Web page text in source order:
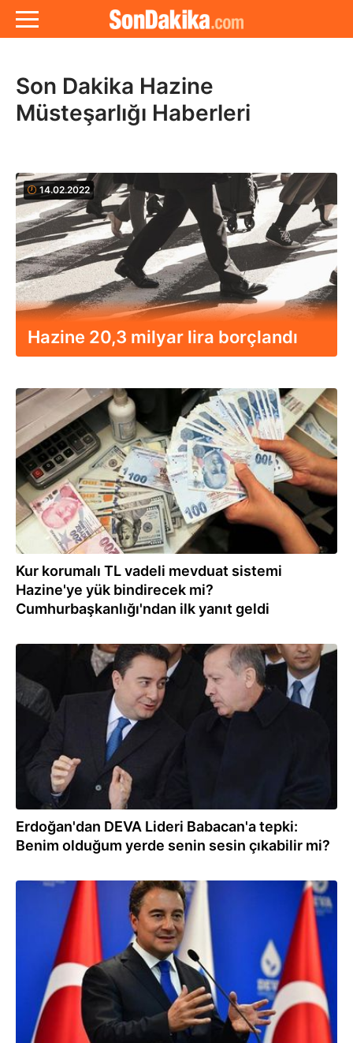
Son Dakika Hazine
Müsteşarlığı Haberleri
14.02.2022
Hazine 20,3 milyar lira borçlandı
28.12.2021
Kur korumalı TL vadeli mevduat sistemi
Hazine'ye yük bindirecek mi?
Cumhurbaşkanlığı'ndan ilk yanıt geldi
Erdoğan'dan DEVA Lideri Babacan'a tepki:
Benim olduğum yerde senin sesin çıkabilir mi?
01.05.2021